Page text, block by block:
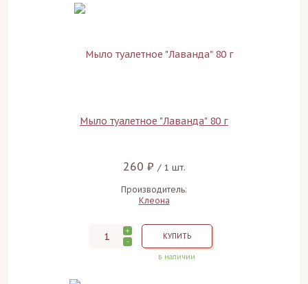
Мыло туалетное "Лаванда" 80 г
260 ₽ / 1 шт.
Производитель:
Клеона
+
-
КУПИТЬ
в наличии